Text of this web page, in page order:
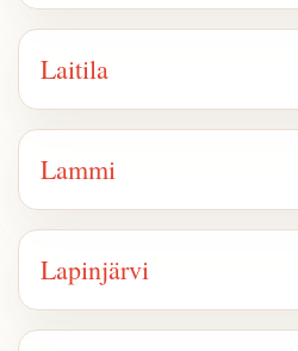
Laitila
Lammi
Lapinjärvi